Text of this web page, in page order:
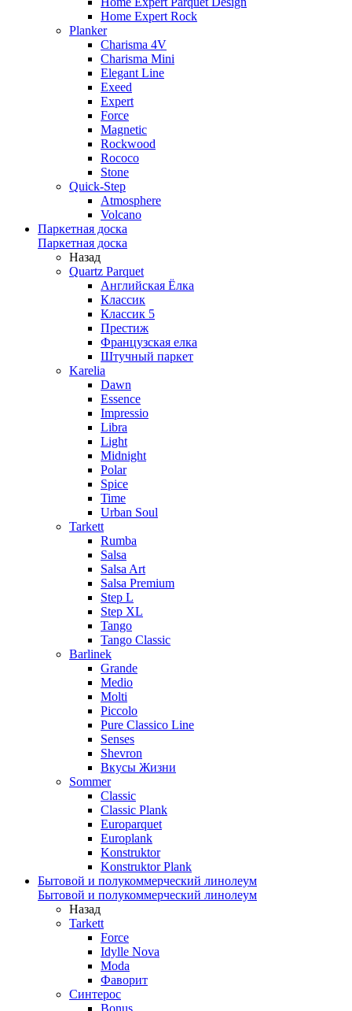
Home Expert Rock
Planker
Charisma 4V
Charisma Mini
Elegant Line
Exeed
Expert
Force
Magnetic
Rockwood
Rococo
Stone
Quick-Step
Atmosphere
Volcano
Паркетная доска
Паркетная доска
Назад
Quartz Parquet
Английская Ёлка
Классик
Классик 5
Престиж
Французская елка
Штучный паркет
Karelia
Dawn
Essence
Impressio
Libra
Light
Midnight
Polar
Spice
Time
Urban Soul
Tarkett
Rumba
Salsa
Salsa Art
Salsa Premium
Step L
Step XL
Tango
Tango Classic
Barlinek
Grande
Medio
Molti
Piccolo
Pure Classico Line
Senses
Shevron
Вкусы Жизни
Sommer
Classic
Classic Plank
Europarquet
Europlank
Konstruktor
Konstruktor Plank
Бытовой и полукоммерческий линолеум
Бытовой и полукоммерческий линолеум
Назад
Tarkett
Force
Idylle Nova
Moda
Фаворит
Синтерос
Bonus